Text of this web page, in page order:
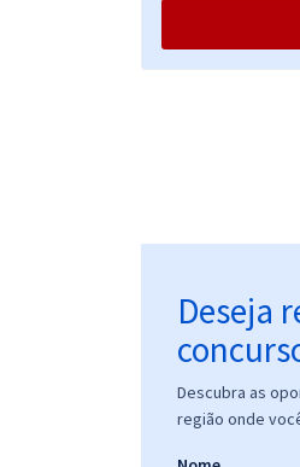
Deseja
Descubra as
região onde